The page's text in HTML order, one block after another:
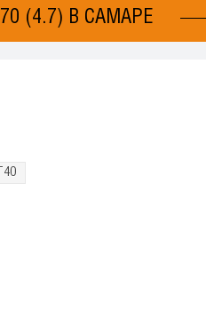
(4.7) В САМАРЕ